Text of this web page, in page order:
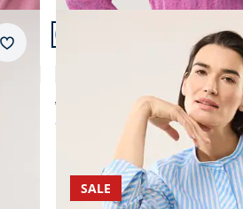
Merkzettel
Artikel 17 von 24.
Extraglatt Stehkragen Bluse
4,8 (19)
ab Fr. 149,99
ab Fr. 64,99 (-57%)
SALE